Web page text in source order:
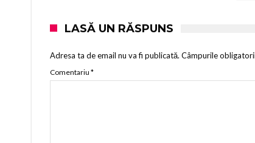
LASĂ UN RĂSPUNS
Adresa ta de email nu va fi publicată. Câmpurile
Comentariu *